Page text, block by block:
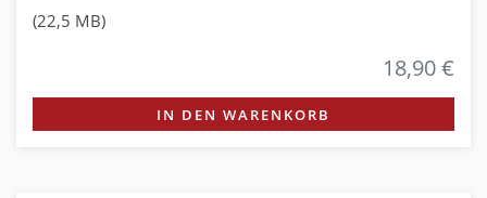
(22,5 MB)
18,90 €
IN DEN WARENKORB